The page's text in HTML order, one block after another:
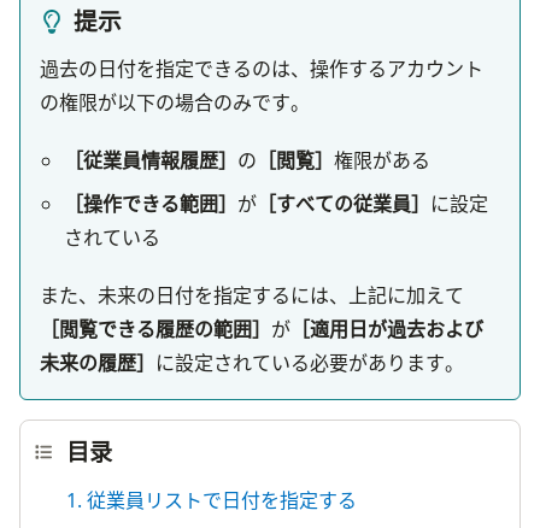
提示
過去の日付を指定できるのは、操作するアカウント
の権限が以下の場合のみです。
［従業員情報履歴］ の ［閲覧］ 権限がある
［操作できる範囲］ が ［すべての従業員］ に設定
されている
また、未来の日付を指定するには、上記に加えて
［閲覧できる履歴の範囲］ が ［適用日が過去および
未来の履歴］ に設定されている必要があります。
目录
1. 従業員リストで日付を指定する